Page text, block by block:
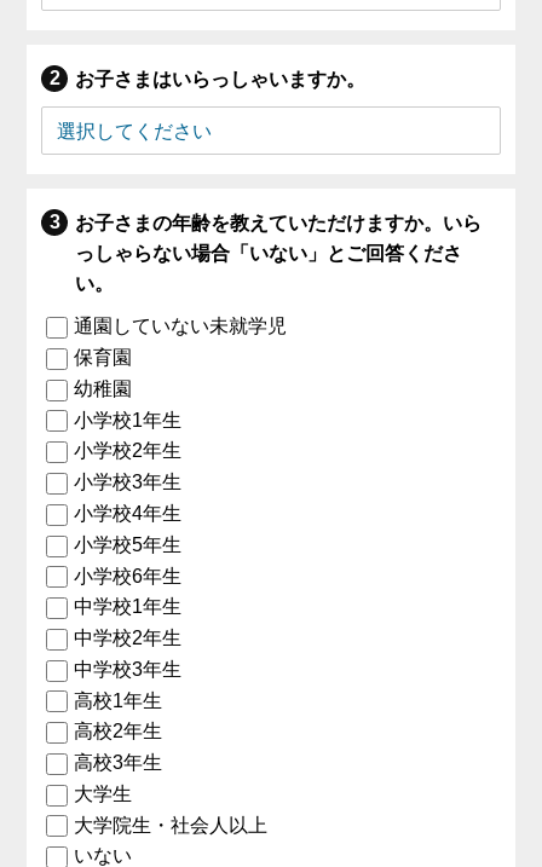
お子さまはいらっしゃいますか。
お子さまの年齢を教えていただけますか。いら
っしゃらない場合「いない」とご回答くださ
い。
通園していない未就学児
保育園
幼稚園
小学校1年生
小学校2年生
小学校3年生
小学校4年生
小学校5年生
小学校6年生
中学校1年生
中学校2年生
中学校3年生
高校1年生
高校2年生
高校3年生
大学生
大学院生・社会人以上
いない